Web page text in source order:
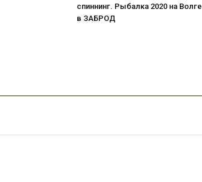
спиннинг. Рыбалка 2020 на Волге
в ЗАБРОД